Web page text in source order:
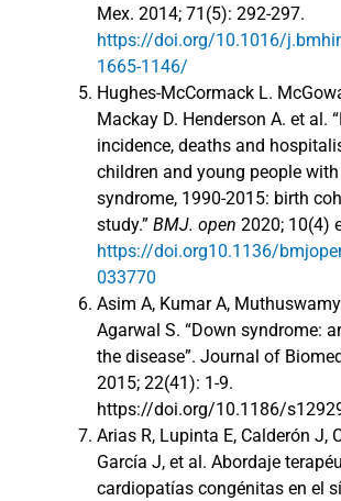
Mex. 2014; 71(5): 292-297.
https://doi.org/10.1016/
1665-1146/
Hughes-McCormack L.
Mackay D. Henderson A. et al.
incidence, deaths and
children and young people
syndrome, 1990-2015: birth
study.” BMJ. open 2020; 10(4)
https://doi.org10.1136/
033770
Asim A, Kumar A,
Agarwal S. “Down syndrome:
the disease”. Journal of
2015; 22(41): 1-9.
https://doi.org/10.1186/
Arias R, Lupinta E, Calderón J,
García J, et al. Abordaje
cardiopatías congénitas en el